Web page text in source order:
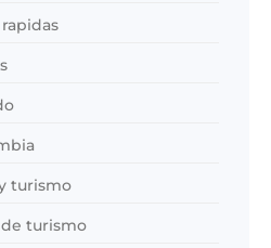
turismo
turismo